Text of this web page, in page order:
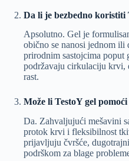
Da li je bezbedno koristiti
Apsolutno. Gel je
obično se nanosi jednom ili
prirodnim sastojcima poput
podržavaju cirkulaciju krvi,
rast.
Može li TestoY gel
Da. Zahvaljujući mešavini
protok krvi i fleksibilnost
prijavljuju čvršće,
podrškom za blage